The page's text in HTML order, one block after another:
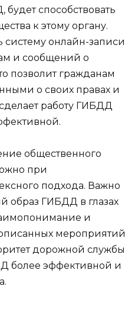
способствовать
к этому органу.
онлайн-записи
и сообщений о
позволит гражданам
о своих правах и
работу ГИБДД
общественного
при
подхода. Важно
образ ГИБДД в глазах
и
мероприятий
дорожной службы
более эффективной и